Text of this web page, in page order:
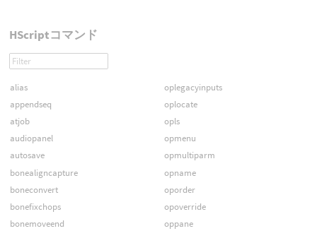
HScriptコマンド
alias
appendseq
atjob
audiopanel
autosave
bonealigncapture
boneconvert
bonefixchops
bonemoveend
oplegacyinputs
oplocate
opls
opmenu
opmultiparm
opname
oporder
opoverride
oppane